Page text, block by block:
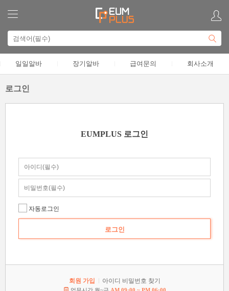
일일알바 장기알바 급여문의 회사소개
로그인
EUMPLUS 로그인
자동로그인
회원 가입 아이디 비밀번호 찾기